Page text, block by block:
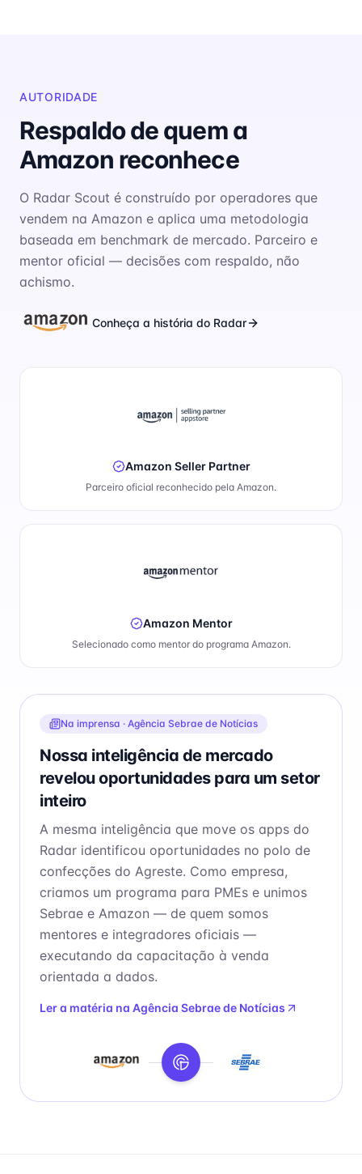
AUTORIDADE
Respaldo de quem a
Amazon reconhece
O Radar Scout é construído por operadores que
vendem na Amazon e aplica uma metodologia
baseada em benchmark de mercado. Parceiro e
mentor oficial — decisões com respaldo, não
achismo.
Conheça a história do Radar
Amazon Seller Partner
Parceiro oficial reconhecido pela Amazon.
Amazon Mentor
Selecionado como mentor do programa Amazon.
Na imprensa · Agência Sebrae de Notícias
Nossa inteligência de mercado
revelou oportunidades para um setor
inteiro
A mesma inteligência que move os apps do
Radar identificou oportunidades no polo de
confecções do Agreste. Como empresa,
criamos um programa para PMEs e unimos
Sebrae e Amazon — de quem somos
mentores e integradores oficiais —
executando da capacitação à venda
orientada a dados.
Ler a matéria na Agência Sebrae de Notícias